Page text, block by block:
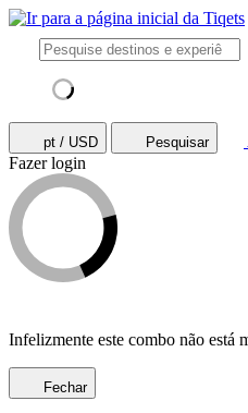
pt / USD Pesquisar
Fazer login
Infelizmente este combo não está
Fechar